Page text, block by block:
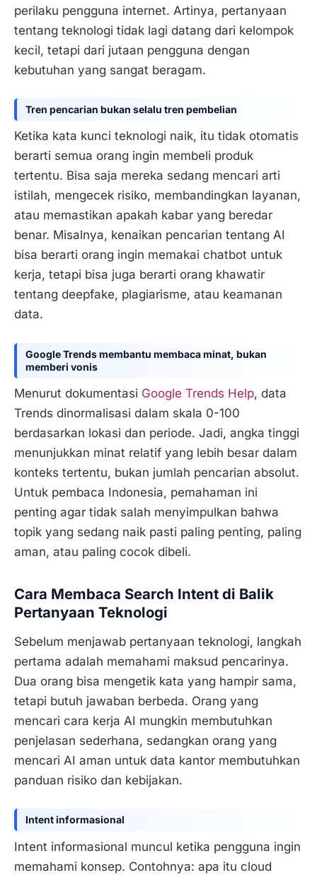
perilaku pengguna internet. Artinya, pertanyaan
tentang teknologi tidak lagi datang dari kelompok
kecil, tetapi dari jutaan pengguna dengan
kebutuhan yang sangat beragam.
Tren pencarian bukan selalu tren pembelian
Ketika kata kunci teknologi naik, itu tidak otomatis
berarti semua orang ingin membeli produk
tertentu. Bisa saja mereka sedang mencari arti
istilah, mengecek risiko, membandingkan layanan,
atau memastikan apakah kabar yang beredar
benar. Misalnya, kenaikan pencarian tentang AI
bisa berarti orang ingin memakai chatbot untuk
kerja, tetapi bisa juga berarti orang khawatir
tentang deepfake, plagiarisme, atau keamanan
data.
Google Trends membantu membaca minat, bukan
memberi vonis
Menurut dokumentasi Google Trends Help, data
Trends dinormalisasi dalam skala 0-100
berdasarkan lokasi dan periode. Jadi, angka tinggi
menunjukkan minat relatif yang lebih besar dalam
konteks tertentu, bukan jumlah pencarian absolut.
Untuk pembaca Indonesia, pemahaman ini
penting agar tidak salah menyimpulkan bahwa
topik yang sedang naik pasti paling penting, paling
aman, atau paling cocok dibeli.
Cara Membaca Search Intent di Balik
Pertanyaan Teknologi
Sebelum menjawab pertanyaan teknologi, langkah
pertama adalah memahami maksud pencarinya.
Dua orang bisa mengetik kata yang hampir sama,
tetapi butuh jawaban berbeda. Orang yang
mencari cara kerja AI mungkin membutuhkan
penjelasan sederhana, sedangkan orang yang
mencari AI aman untuk data kantor membutuhkan
panduan risiko dan kebijakan.
Intent informasional
Intent informasional muncul ketika pengguna ingin
memahami konsep. Contohnya: apa itu cloud